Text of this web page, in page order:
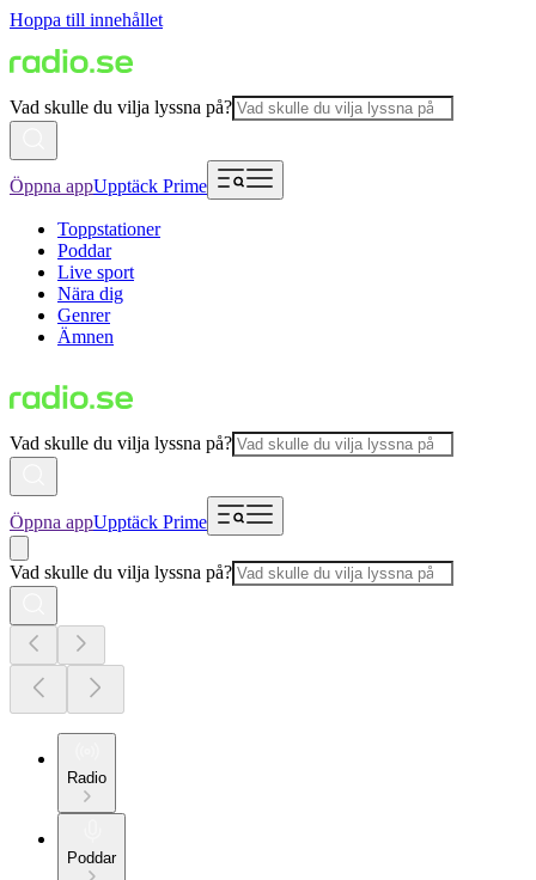
Hoppa till innehållet
Vad skulle du vilja lyssna på?
Öppna appUpptäck Prime
Toppstationer
Poddar
Live sport
Nära dig
Genrer
Ämnen
Vad skulle du vilja lyssna på?
Öppna appUpptäck Prime
Vad skulle du vilja lyssna på?
Radio
Poddar